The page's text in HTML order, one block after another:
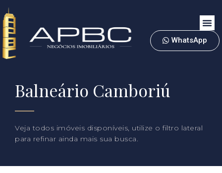
WhatsApp
Balneário Camboriú
Veja todos imóveis disponíveis, utilize o filtro lateral
para refinar ainda mais sua busca.